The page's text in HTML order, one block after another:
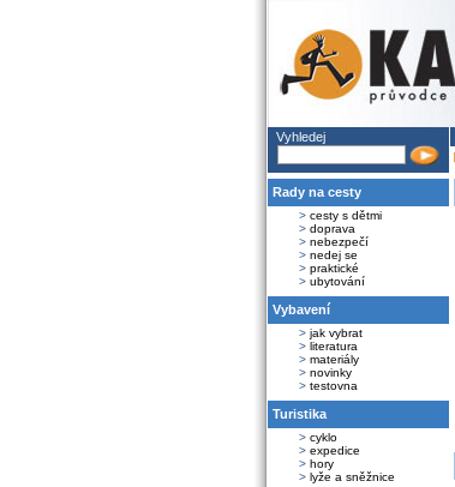
Vyhledej
Rady na cesty
> cesty s dětmi
> doprava
> nebezpečí
> nedej se
> praktické
> ubytování
Vybavení
> jak vybrat
> literatura
> materiály
> novinky
> testovna
Turistika
> cyklo
> expedice
> hory
> lyže a sněžnice